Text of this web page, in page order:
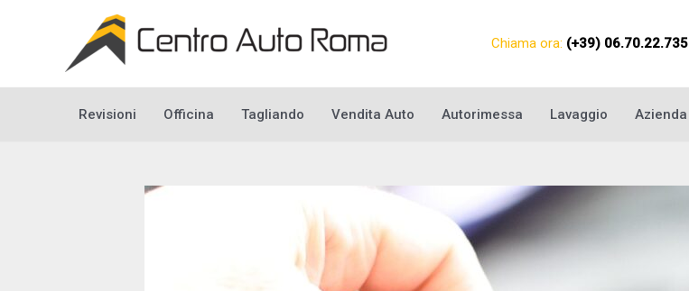
Chiama ora: (+39) 06.70.22.735
Revisioni Officina Tagliando Vendita Auto Autorimessa Lavaggio Azienda